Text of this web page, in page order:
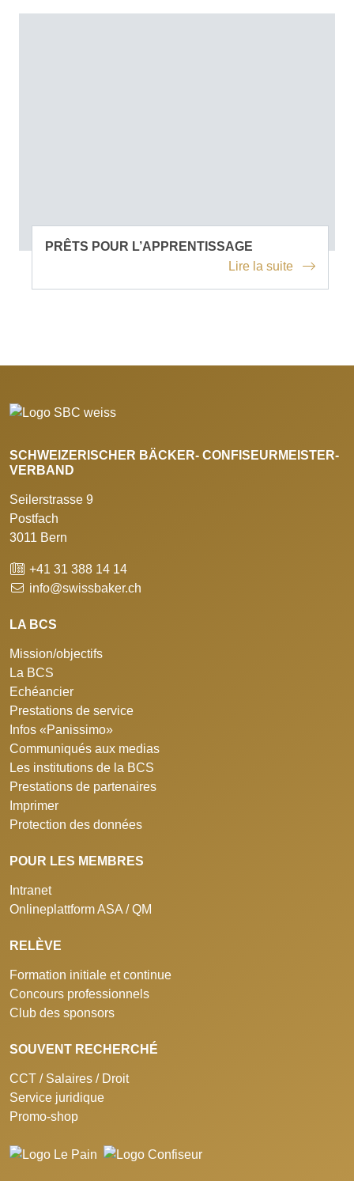
PRÊTS POUR L’APPRENTISSAGE
Lire la suite
SCHWEIZERISCHER BÄCKER- CONFISEURMEISTER-
VERBAND
Seilerstrasse 9
Postfach
3011 Bern
+41 31 388 14 14
info@swissbaker.ch
LA BCS
Mission/objectifs
La BCS
Echéancier
Prestations de service
Infos «Panissimo»
Communiqués aux medias
Les institutions de la BCS
Prestations de partenaires
Imprimer
Protection des données
POUR LES MEMBRES
Intranet
Onlineplattform ASA / QM
RELÈVE
Formation initiale et continue
Concours professionnels
Club des sponsors
SOUVENT RECHERCHÉ
CCT / Salaires / Droit
Service juridique
Promo-shop